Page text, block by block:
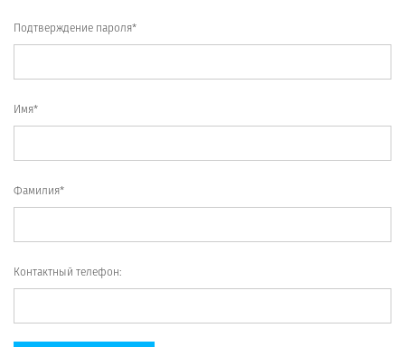
Подтверждение пароля*
Имя*
Фамилия*
Контактный телефон: